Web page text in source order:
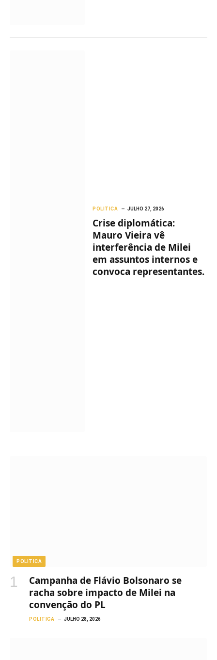
POLITICA JULHO 27, 2026
Crise diplomática:
Mauro Vieira vê
interferência de Milei
em assuntos internos e
convoca representantes.
POLITICA
Campanha de Flávio Bolsonaro se
racha sobre impacto de Milei na
convenção do PL
POLITICA JULHO 28, 2026